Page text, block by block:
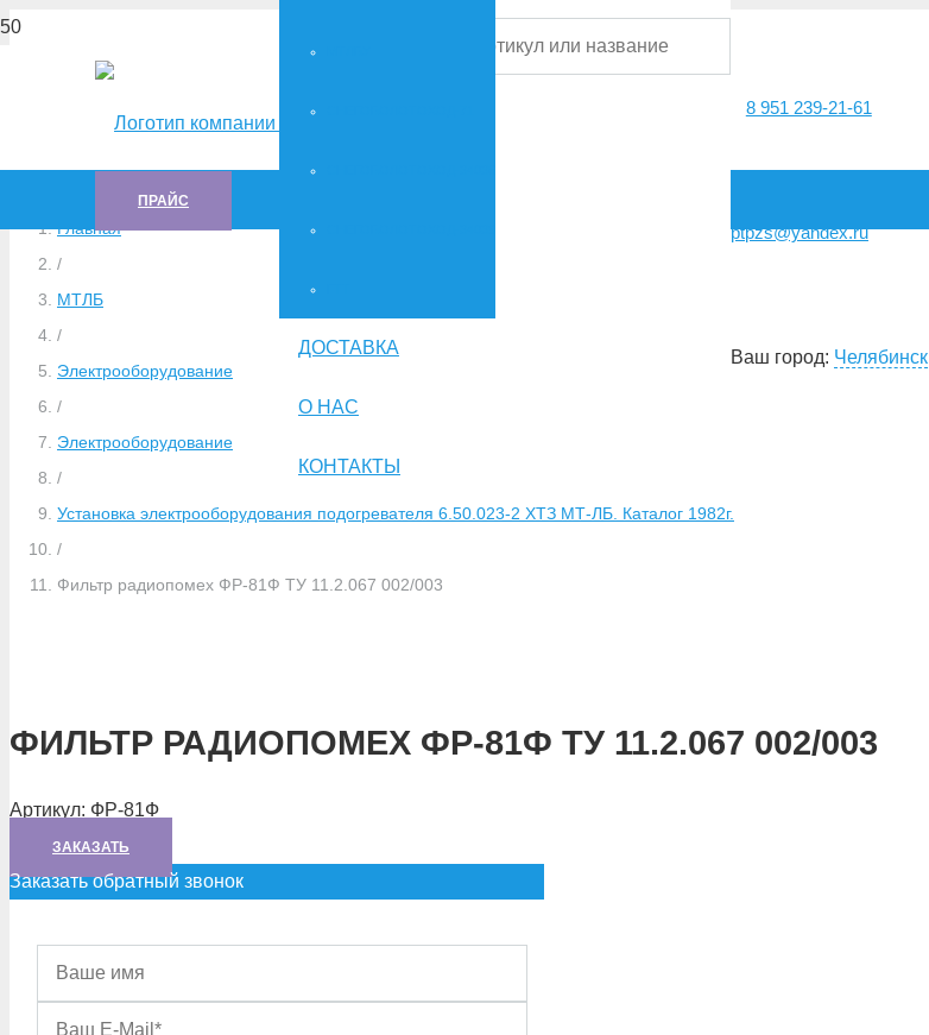
8 951 239-21-61
ptpzs@yandex.ru
Ваш город: Челябинск
ПРАЙС
ДОСТАВКА
О НАС
КОНТАКТЫ
Главная
/
МТЛБ
/
Электрооборудование
/
Электрооборудование
/
Установка электрооборудования подогревателя 6.50.023-2 ХТЗ МТ-ЛБ. Каталог 1982г.
/
Фильтр радиопомех ФР-81Ф ТУ 11.2.067 002/003
ФИЛЬТР РАДИОПОМЕХ ФР-81Ф ТУ 11.2.067 002/003
Артикул: ФР-81Ф
ЗАКАЗАТЬ
Заказать обратный звонок